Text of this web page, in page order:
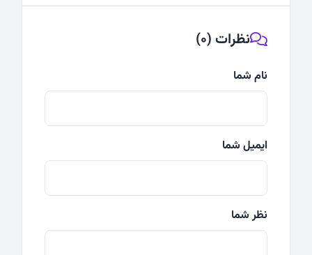
نظرات (0)
نام شما
ایمیل شما
نظر شما